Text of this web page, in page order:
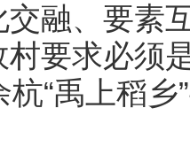
交融、要素
要求必须
“禹上稻